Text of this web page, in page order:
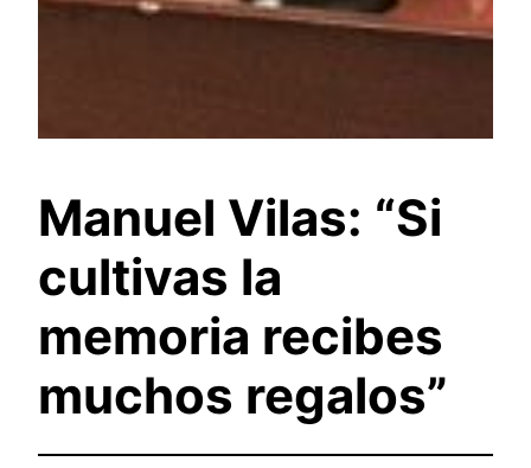
Manuel Vilas: “Si
cultivas la
memoria recibes
muchos regalos”